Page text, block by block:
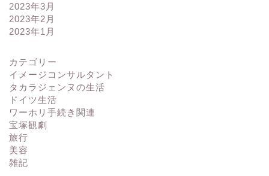
2023年3月
2023年2月
2023年1月
カテゴリー
イメージコンサルタント
タカラジェンヌの生活
ドイツ生活
ワーホリ手続き関連
宝塚観劇
旅行
美容
雑記